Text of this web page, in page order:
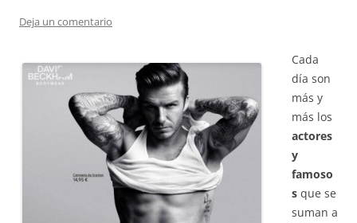
Deja un comentario
Cada
día son
más y
más los
actores
y
famoso
s que se
suman a